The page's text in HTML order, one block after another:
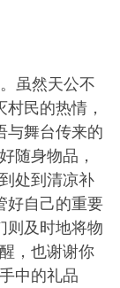
虽然天公不
民的热情，
与舞台传来的
随身物品，
处到清凉补
好自己的重要
则及时地将物
，也谢谢你
中的礼品